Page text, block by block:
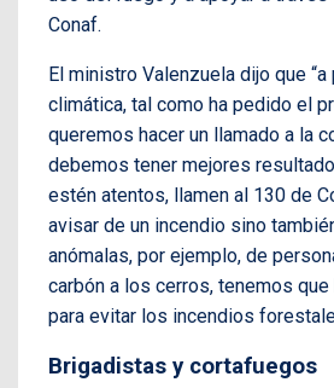
Conaf.
El ministro Valenzuela dijo que
climática, tal como ha pedido el
queremos hacer un llamado a la
debemos tener mejores
estén atentos, llamen al 130 de
avisar de un incendio sino
anómalas, por ejemplo, de
carbón a los cerros, tenemos
para evitar los incendios
Brigadistas y cortafuegos